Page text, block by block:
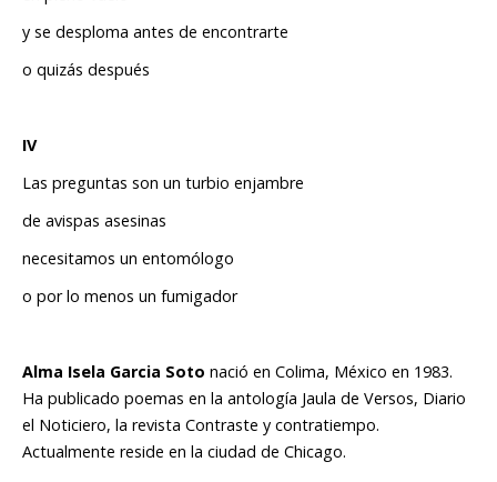
y se desploma antes de encontrarte
o quizás después
IV
Las preguntas son un turbio enjambre
de avispas asesinas
necesitamos un entomólogo
o por lo menos un fumigador
Alma Isela Garcia Soto nació en Colima, México en 1983.
Ha publicado poemas en la antología Jaula de Versos, Diario
el Noticiero, la revista Contraste y contratiempo.
Actualmente reside en la ciudad de Chicago.